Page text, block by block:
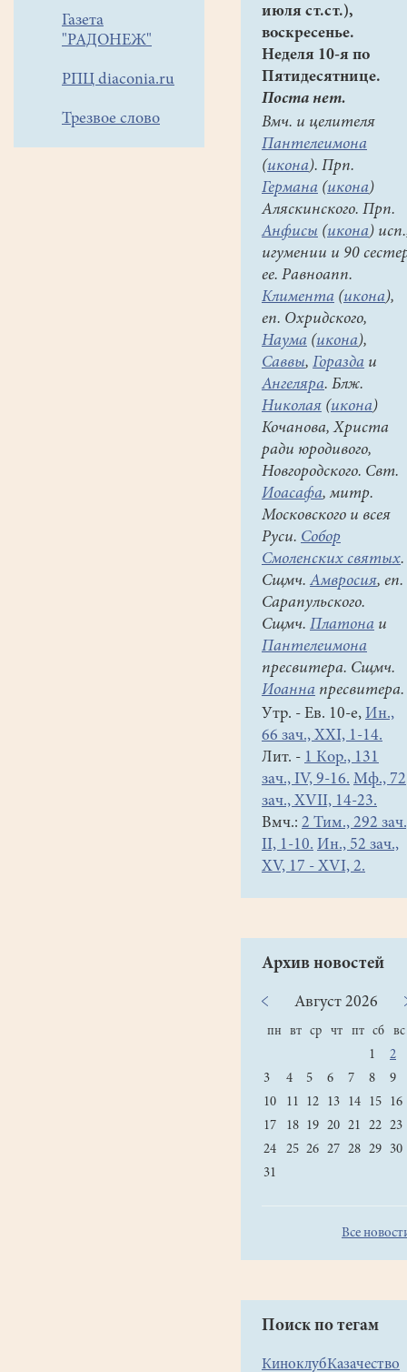
Газета
"РАДОНЕЖ"
РПЦ diaconia.ru
Трезвое слово
июля ст.ст.),
воскресенье.
Неделя 10-я по
Пятидесятнице.
Поста нет.
Вмч. и целителя
Пантелеимона
(икона). Прп.
Германа (икона)
Аляскинского. Прп.
Анфисы (икона)
игумении и 90
ее. Равноапп.
Климента (икона),
еп. Охридского,
Наума (икона),
Саввы, Горазда и
Ангеляра. Блж.
Николая (икона)
Кочанова, Христа
ради юродивого,
Новгородского. Свт.
Иоасафа, митр.
Московского и всея
Руси. Собор
Смоленских святых.
Сщмч. Амвросия, еп.
Сарапульского.
Сщмч. Платона и
Пантелеимона
пресвитера. Сщмч.
Иоанна пресвитера.
Утр. - Ев. 10-е, Ин.,
66 зач., XXI, 1-14.
Лит. - 1 Кор., 131
зач., IV, 9-16. Мф., 72
зач., XVII, 14-23.
Вмч.: 2 Тим., 292
II, 1-10. Ин., 52 зач.,
XV, 17 - XVI, 2.
Архив новостей
Август 2026
пн вт ср чт пт сб вс
1
2
3
4 5 6 7 8
9
10
11 12 13 14 15
16
17
18 19 20 21 22 23
24
25 26 27 28 29
30
31
Все
Поиск по тегам
КиноклубКазачество